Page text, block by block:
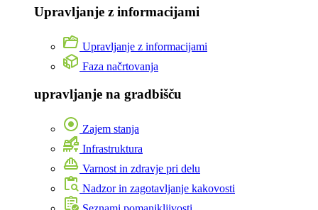
Upravljanje z informacijami
Upravljanje z informacijami
Faza načrtovanja
upravljanje na gradbišču
Zajem stanja
Infrastruktura
Varnost in zdravje pri delu
Nadzor in zagotavljanje kakovosti